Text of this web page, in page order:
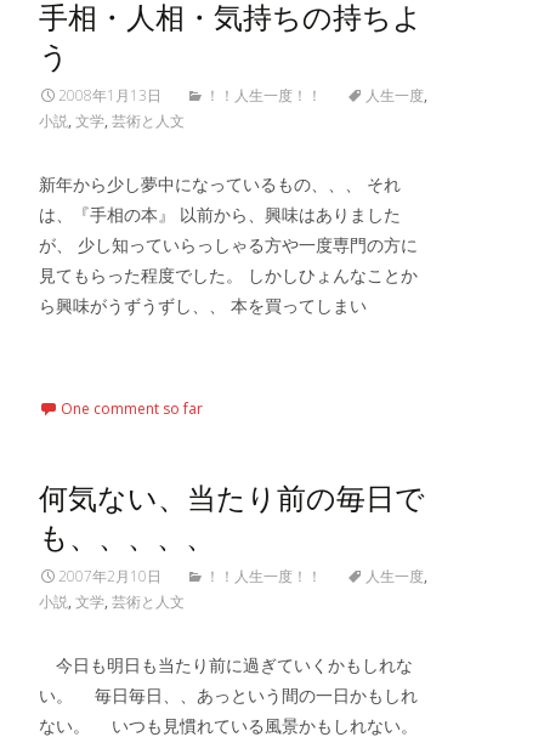
手相・人相・気持ちの持ちよ
う
2008年1月13日 ！！人生一度！！ 人生一度,
小説, 文学, 芸術と人文
新年から少し夢中になっているもの、、、 それ
は、『手相の本』 以前から、興味はありました
が、 少し知っていらっしゃる方や一度専門の方に
見てもらった程度でした。 しかしひょんなことか
ら興味がうずうずし、、 本を買ってしまい
One comment so far
何気ない、当たり前の毎日で
も、、、、、
2007年2月10日 ！！人生一度！！ 人生一度,
小説, 文学, 芸術と人文
今日も明日も当たり前に過ぎていくかもしれな
い。 毎日毎日、、あっという間の一日かもしれ
ない。 いつも見慣れている風景かもしれない。